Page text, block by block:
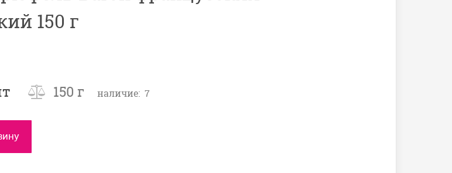
150 г
150 г наличие: 7